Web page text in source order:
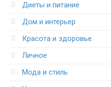
Диеты и питание
Дом и интерьер
Красота и здоровье
Личное
Мода и стиль